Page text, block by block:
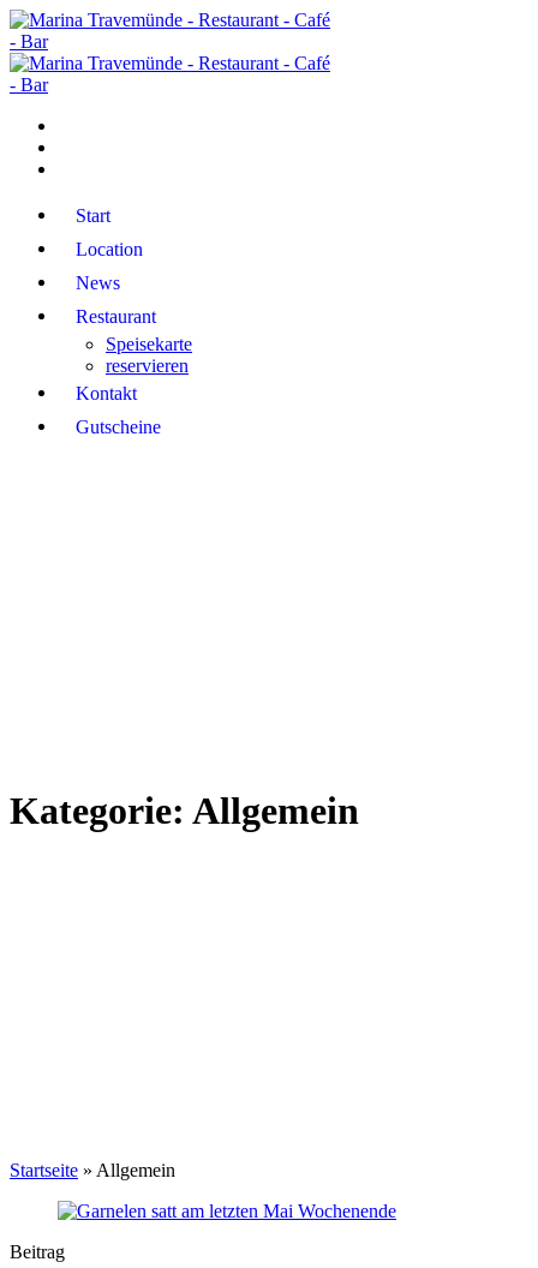
Start
Location
News
Restaurant
Speisekarte
reservieren
Kontakt
Gutscheine
Kategorie: Allgemein
Startseite » Allgemein
Beitrag